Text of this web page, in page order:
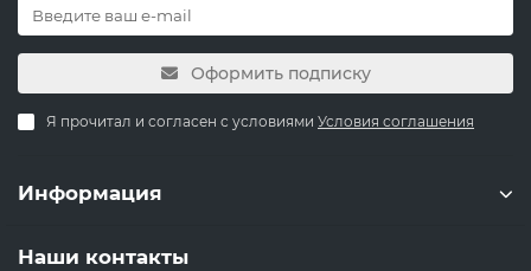
Оформить подписку
Я прочитал и согласен с условиями Условия соглашения
Информация
Наши контакты